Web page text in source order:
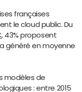
françaises
le cloud public. Du
, 43% proposent
généré en moyenne
modèles de
: entre 2015